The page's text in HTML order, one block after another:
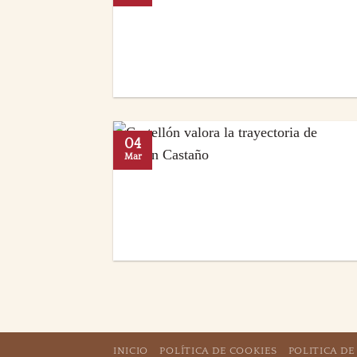
04
Mar
INICIO POLÍTICA DE COOKIES POLITICA